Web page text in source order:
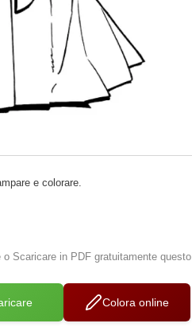
e colorare.
Scaricare in PDF gratuitamente questo
Colora online